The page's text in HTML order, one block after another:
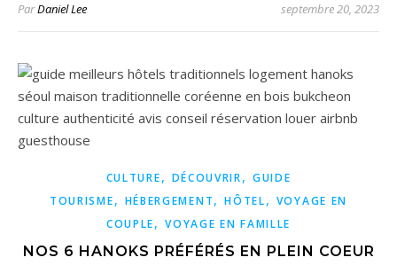
ParDaniel Lee septembre 20, 2023
CULTURE, DÉCOUVRIR, GUIDE
TOURISME, HÉBERGEMENT,HÔTEL, VOYAGE EN
COUPLE,VOYAGE EN FAMILLE
NOS 6 HANOKS PRÉFÉRÉS EN PLEIN COEUR